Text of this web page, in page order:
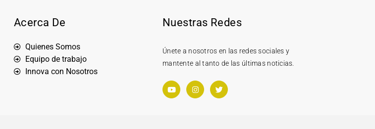
Acerca De
Quienes Somos
Equipo de trabajo
Innova con Nosotros
Nuestras Redes
Únete a nosotros en las redes sociales y
mantente al tanto de las últimas noticias.